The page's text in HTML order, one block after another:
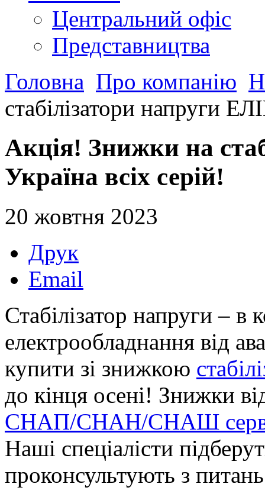
Центральний офіс
Представництва
Головна Про компанію
стабілізатори напруги
Акція! Знижки на
Україна всіх серій!
20 жовтня 2023
Друк
Email
Стабілізатор напруги – в
електрообладнання від
купити зі знижкою
до кінця осені! Знижки
СНАП/СНАН/СНАШ
Наші спеціалісти
проконсультують з